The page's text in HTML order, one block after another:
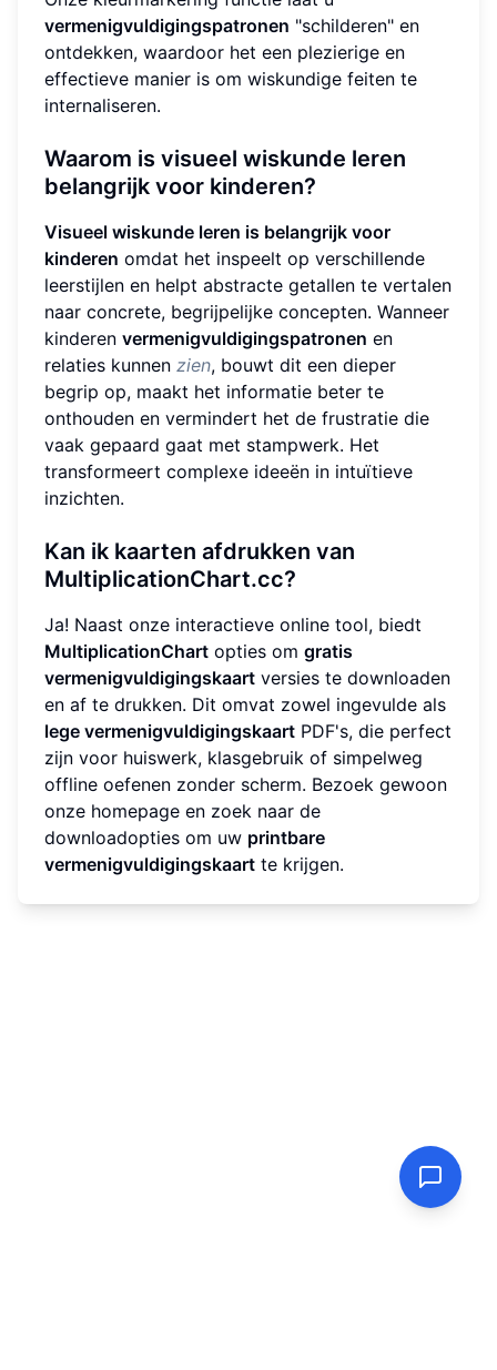
vermenigvuldigingspatronen "schilderen" en
ontdekken, waardoor het een plezierige en
effectieve manier is om wiskundige feiten te
internaliseren.
Waarom is visueel wiskunde leren
belangrijk voor kinderen?
Visueel wiskunde leren is belangrijk voor
kinderen omdat het inspeelt op verschillende
leerstijlen en helpt abstracte getallen te vertalen
naar concrete, begrijpelijke concepten. Wanneer
kinderen vermenigvuldigingspatronen en
relaties kunnen zien, bouwt dit een dieper
begrip op, maakt het informatie beter te
onthouden en vermindert het de frustratie die
vaak gepaard gaat met stampwerk. Het
transformeert complexe ideeën in intuïtieve
inzichten.
Kan ik kaarten afdrukken van
MultiplicationChart.cc?
Ja! Naast onze interactieve online tool, biedt
MultiplicationChart opties om gratis
vermenigvuldigingskaart versies te downloaden
en af te drukken. Dit omvat zowel ingevulde als
lege vermenigvuldigingskaart PDF's, die perfect
zijn voor huiswerk, klasgebruik of simpelweg
offline oefenen zonder scherm. Bezoek gewoon
onze homepage en zoek naar de
downloadopties om uw printbare
vermenigvuldigingskaart te krijgen.